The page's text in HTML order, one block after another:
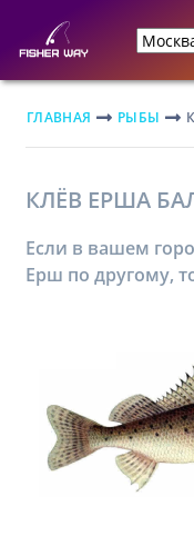
ГЛАВНАЯ РЫБЫ
КЛЁВ ЕРША
Если в вашем
Ерш по другому,